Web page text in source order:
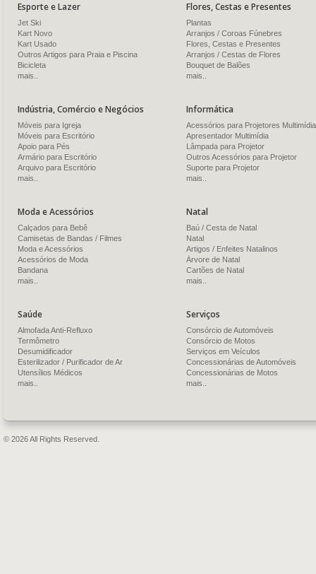
Esporte e Lazer
Jet Ski
Kart Novo
Kart Usado
Outros Artigos para Praia e Piscina
Bicicleta
mais..
Flores, Cestas e Presentes
Plantas
Arranjos / Coroas Fúnebres
Flores, Cestas e Presentes
Arranjos / Cestas de Flores
Bouquet de Balões
mais..
Indústria, Comércio e Negócios
Móveis para Igreja
Móveis para Escritório
Apoio para Pés
Armário para Escritório
Arquivo para Escritório
mais..
Informática
Acessórios para Projetores Multimídia
Apresentador Multimídia
Lâmpada para Projetor
Outros Acessórios para Projetor
Suporte para Projetor
mais..
Moda e Acessórios
Calçados para Bebê
Camisetas de Bandas / Filmes
Moda e Acessórios
Acessórios de Moda
Bandana
mais..
Natal
Baú / Cesta de Natal
Natal
Artigos / Enfeites Natalinos
Árvore de Natal
Cartões de Natal
mais..
Saúde
Almofada Anti-Refluxo
Termômetro
Desumidificador
Esterilizador / Purificador de Ar
Utensílios Médicos
mais..
Serviços
Consórcio de Automóveis
Consórcio de Motos
Serviços em Veículos
Concessionárias de Automóveis
Concessionárias de Motos
mais..
© 2026 All Rights Reserved.